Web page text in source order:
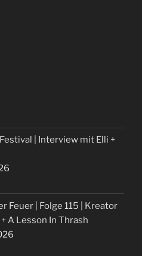
| Interview mit Elli +
Feuer | Folge 115 | Kreator
A Lesson In Thrash